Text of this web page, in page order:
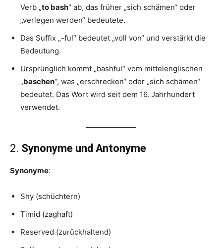
Verb „to bash“ ab, das früher „sich schämen“ oder
„verlegen werden“ bedeutete.
Das Suffix „-ful“ bedeutet „voll von“ und verstärkt die
Bedeutung.
Ursprünglich kommt „bashful“ vom mittelenglischen
„baschen“, was „erschrecken“ oder „sich schämen“
bedeutet. Das Wort wird seit dem 16. Jahrhundert
verwendet.
2. Synonyme und Antonyme
Synonyme:
Shy (schüchtern)
Timid (zaghaft)
Reserved (zurückhaltend)